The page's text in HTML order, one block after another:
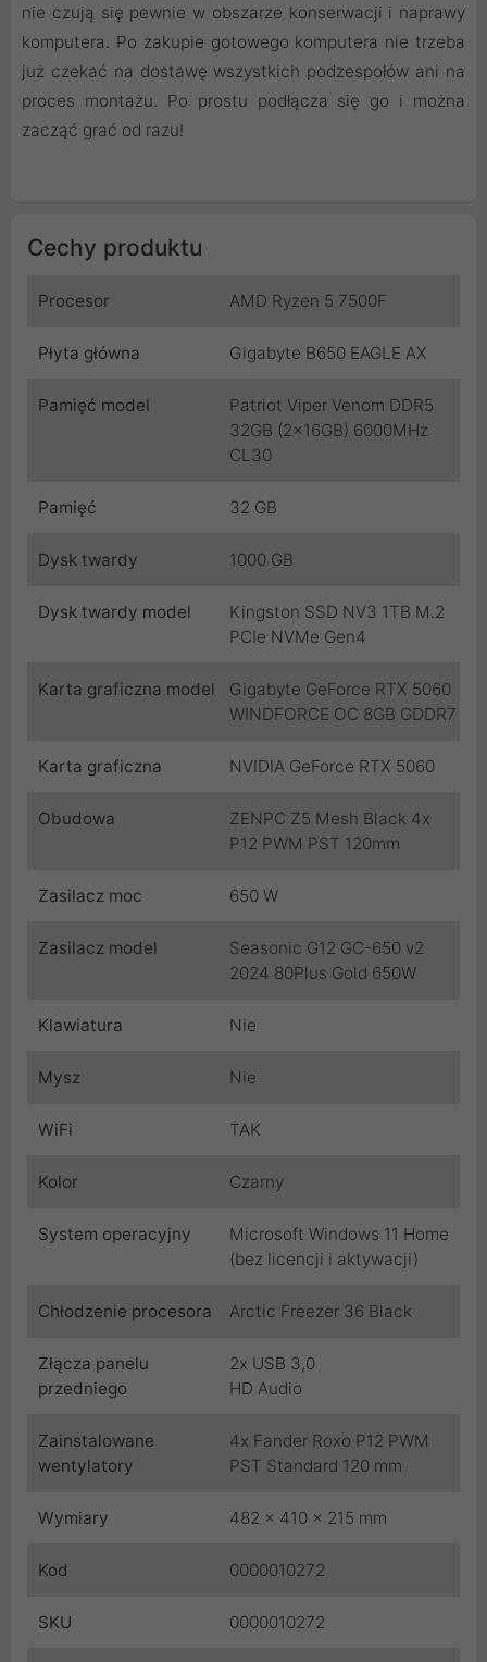
nie czują się pewnie w obszarze konserwacji i naprawy
komputera. Po zakupie gotowego komputera nie trzeba
już czekać na dostawę wszystkich podzespołów ani na
proces montażu. Po prostu podłącza się go i można
zacząć grać od razu!
Cechy produktu
Procesor AMD Ryzen 5 7500F
Płyta główna Gigabyte B650 EAGLE AX
Pamięć model
Patriot Viper Venom DDR5
32GB (2x16GB) 6000MHz
CL30
Pamięć 32 GB
Dysk twardy 1000 GB
Dysk twardy model
Kingston SSD NV3 1TB M.2
PCIe NVMe Gen4
Karta graficzna model
Gigabyte GeForce RTX 5060
WINDFORCE OC 8GB GDDR7
Karta graficzna NVIDIA GeForce RTX 5060
Obudowa
ZENPC Z5 Mesh Black 4x
P12 PWM PST 120mm
Zasilacz moc 650 W
Zasilacz model
Seasonic G12 GC-650 v2
2024 80Plus Gold 650W
Klawiatura Nie
Mysz Nie
WiFi TAK
Kolor Czarny
System operacyjny
Microsoft Windows 11 Home
(bez licencji i aktywacji)
Chłodzenie procesora Arctic Freezer 36 Black
Złącza panelu
przedniego
2x USB 3,0
HD Audio
Zainstalowane
wentylatory
4x Fander Roxo P12 PWM
PST Standard 120 mm
Wymiary 482 x 410 x 215 mm
Kod 0000010272
SKU 0000010272